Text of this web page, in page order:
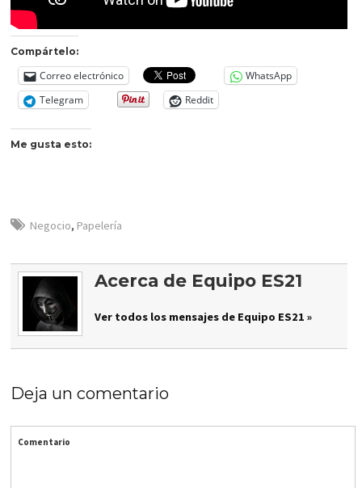
Compártelo:
Correo electrónico
WhatsApp
Telegram
Reddit
Me gusta esto:
Negocio, Papelería
Acerca de Equipo ES21
Ver todos los mensajes de Equipo ES21 »
Deja un comentario
Comentario